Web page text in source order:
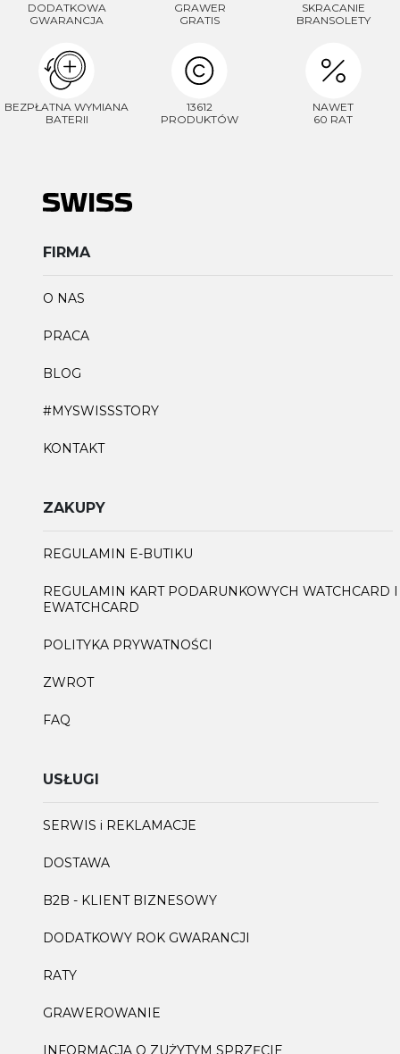
DODATKOWA
GWARANCJA
GRAWER
GRATIS
SKRACANIE
BRANSOLETY
BEZPŁATNA WYMIANA
BATERII
13612
PRODUKTÓW
NAWET
60 RAT
FIRMA
O NAS
PRACA
BLOG
#MYSWISSSTORY
KONTAKT
ZAKUPY
REGULAMIN E-BUTIKU
REGULAMIN KART PODARUNKOWYCH WATCHCARD I
EWATCHCARD
POLITYKA PRYWATNOŚCI
ZWROT
FAQ
USŁUGI
SERWIS i REKLAMACJE
DOSTAWA
B2B - KLIENT BIZNESOWY
DODATKOWY ROK GWARANCJI
RATY
GRAWEROWANIE
INFORMACJA O ZUŻYTYM SPRZĘCIE